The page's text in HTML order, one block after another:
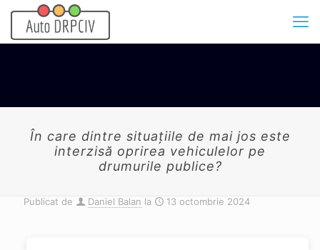
În care dintre situaţiile de mai jos este
interzisă oprirea vehiculelor pe
drumurile publice?
Publicat de Daniel Balan la 13 octombrie 2024